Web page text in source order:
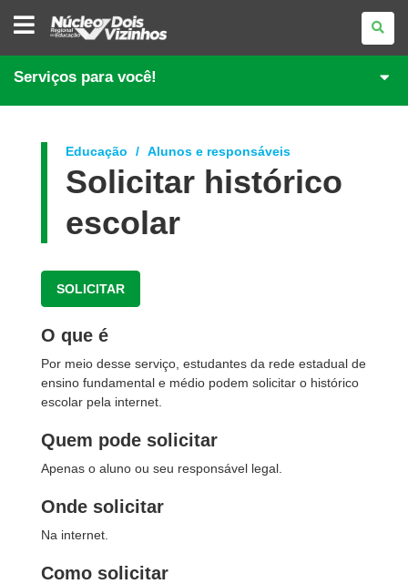
NÚCLEO
REGIONAL
EDUCAÇÃO
DE
DOIS
Serviços para você!
Educação Alunos e responsáveis
Solicitar histórico
escolar
SOLICITAR
O que é
Por meio desse serviço, estudantes da rede estadual de
ensino fundamental e médio podem solicitar o histórico
escolar pela internet.
Quem pode solicitar
Apenas o aluno ou seu responsável legal.
Onde solicitar
Na internet.
Como solicitar